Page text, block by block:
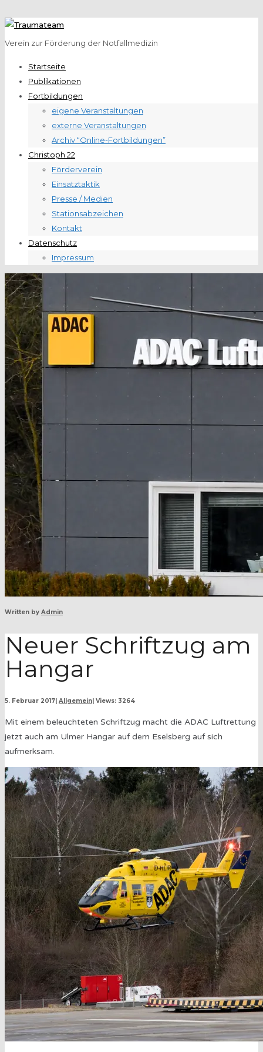
Verein zur Förderung der Notfallmedizin
Startseite
Publikationen
Fortbildungen
eigene Veranstaltungen
externe Veranstaltungen
Archiv “Online-Fortbildungen”
Christoph 22
Förderverein
Einsatztaktik
Presse / Medien
Stationsabzeichen
Kontakt
Datenschutz
Impressum
Written by Admin
Neuer Schriftzug am
Hangar
5. Februar 2017 Allgemein Views: 3264
Mit einem beleuchteten Schriftzug macht die ADAC Luftrettung
jetzt auch am Ulmer Hangar auf dem Eselsberg auf sich
aufmerksam.